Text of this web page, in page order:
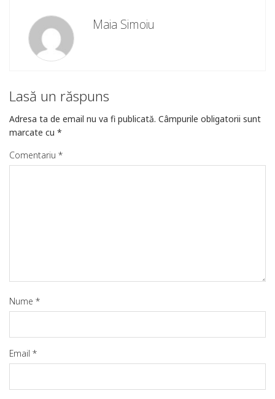
Maia Simoiu
Lasă un răspuns
Adresa ta de email nu va fi publicată. Câmpurile obligatorii sunt
marcate cu *
Comentariu *
Nume *
Email *